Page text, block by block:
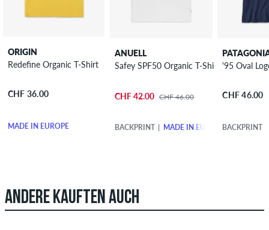
ORIGIN
Redefine Organic T-Shirt
CHF 36.00
MADE IN EUROPE
ANUELL
Safey SPF50 Organic T-Shirt
CHF 42.00 CHF 46.00
BACKPRINT MADE IN EUROPE
'95 Oval
CHF 46.00
BACKPRINT
ANDERE KAUFTEN AUCH